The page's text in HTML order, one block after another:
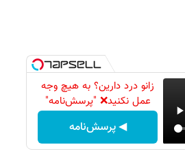
زانو درد دارین؟ به هیچ وجه
عمل نکنید❌ "پرسش‌نامه"
◀ پرسش‌نامه